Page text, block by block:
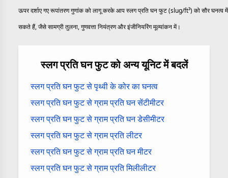
ऊपर दर्शाए गए रूपांतरण गुणांक को लागू करके आप स्लग प्रति घन फुट (slug/ft³) को सौर घनत्व में
सकते हैं, जैसे सामग्री तुलना, गुणवत्ता नियंत्रण और इंजीनियरिंग मूल्यांकन में।
स्लग प्रति घन फुट को अन्य यूनिट में बदलें
स्लग प्रति घन फुट से पृथ्वी के कोर का घनत्व
स्लग प्रति घन फुट से ग्राम प्रति घन सेंटीमीटर
स्लग प्रति घन फुट से ग्राम प्रति घन डेसीमीटर
स्लग प्रति घन फुट से ग्राम प्रति लीटर
स्लग प्रति घन फुट से ग्राम प्रति घन मीटर
स्लग प्रति घन फुट से ग्राम प्रति मिलीलीटर